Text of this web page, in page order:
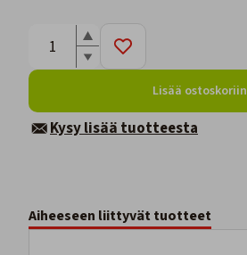
Lisää ostoskoriin
Kysy lisää tuotteesta
Aiheeseen liittyvät tuotteet